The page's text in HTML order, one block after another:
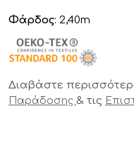
Φάρδος: 2,40m
Διαβάστε
Παράδοσης & τις